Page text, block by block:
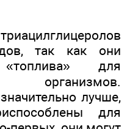
так как они
для
лучше,
для